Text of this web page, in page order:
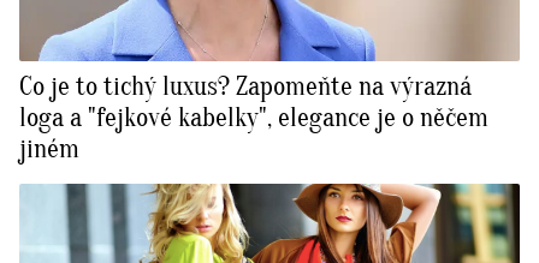
Co je to tichý luxus? Zapomeňte na výrazná
loga a "fejkové kabelky", elegance je o něčem
jiném